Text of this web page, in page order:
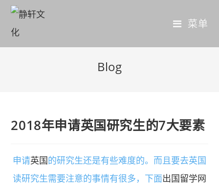
菜单
Blog
2018年申请英国研究生的7大要素
申请英国的研究生还是有些难度的。而且要去英国
读研究生需要注意的事情有很多，下面出国留学网